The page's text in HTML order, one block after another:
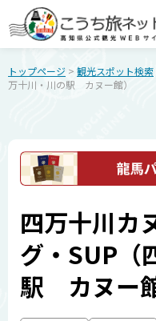
トップページ > 観光スポット検索
万十川・川の駅 カヌー館）
四万十川カ
グ・SUP（
駅 カヌー館